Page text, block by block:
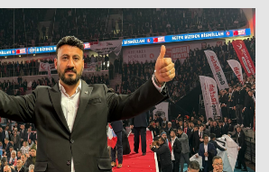
KÜNYE
İLETİŞİM